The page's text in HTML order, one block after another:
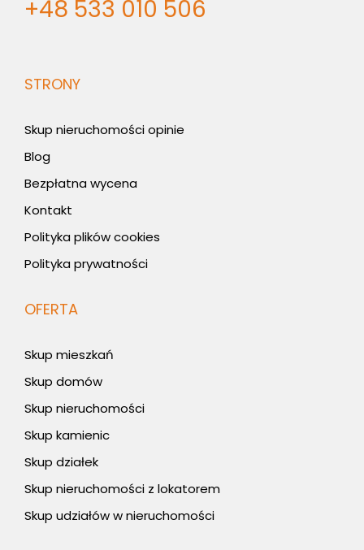
+48 533 010 506
STRONY
Skup nieruchomości opinie
Blog
Bezpłatna wycena
Kontakt
Polityka plików cookies
Polityka prywatności
OFERTA
Skup mieszkań
Skup domów
Skup nieruchomości
Skup kamienic
Skup działek
Skup nieruchomości z lokatorem
Skup udziałów w nieruchomości